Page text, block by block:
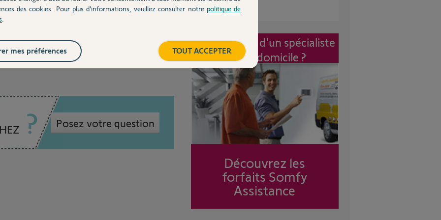
Posez votre question
Intervention d'un spécialiste
à mon domicile ?
Découvrez les
forfaits Somfy
Assistance
des cookies. Pour plus d’informations, veuillez consulter notre politique de
TOUT ACCEPTER
mes préférences